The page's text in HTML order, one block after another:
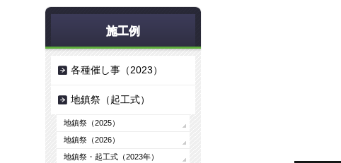
施工例
各種催し事（2023）
地鎮祭（起工式）
地鎮祭（2025）
地鎮祭（2026）
地鎮祭・起工式（2023年）